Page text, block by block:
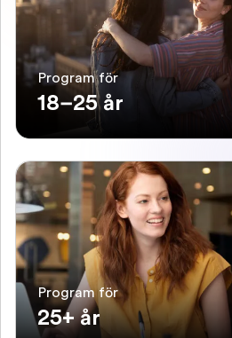
Program för
18–25 år
Program för
25+ år